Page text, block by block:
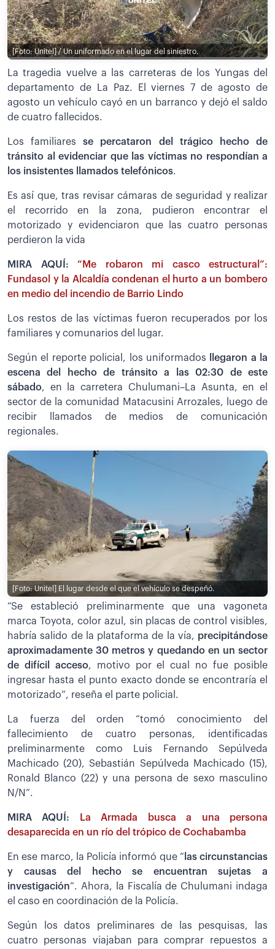
[Foto: Unitel] / Un uniformado en el lugar del siniestro.
La tragedia vuelve a las carreteras de los Yungas del
departamento de La Paz. El viernes 7 de agosto de
agosto un vehículo cayó en un barranco y dejó el saldo
de cuatro fallecidos.
Los familiaresse percataron del trágico hecho de
tránsito al evidenciar que las víctimas no respondían a
los insistentes llamados telefónicos.
Es así que, tras revisar cámaras de seguridad y realizar
el recorrido en la zona, pudieron encontrar el
motorizado y evidenciaron que las cuatro personas
perdieron la vida
MIRA AQUÍ: “Me robaron mi casco estructural”:
Fundasol y la Alcaldía condenan el hurto a un bombero
en medio del incendio de Barrio Lindo
Los restos de las víctimas fueron recuperados por los
familiares y comunarios del lugar.
Según el reporte policial, los uniformados
llegaron a la
escena del hecho de tránsito a las 02:30 de este
sábado, en la carretera Chulumani–La Asunta, en el
sector de la comunidad Matacusini Arrozales, luego de
recibir llamados de medios de comunicación
regionales.
[Foto: Unitel] El lugar desde el que el vehículo se despeñó.
“Se estableció preliminarmente que una vagoneta
marca Toyota, color azul, sin placas de control visibles,
habría salido de la plataforma de la vía, precipitándose
aproximadamente 30 metros y quedando en un sector
de difícil acceso, motivo por el cual no fue posible
ingresar hasta el punto exacto donde se encontraría el
motorizado”, reseña el parte policial.
La fuerza del orden “tomó conocimiento del
fallecimiento de cuatro personas, identificadas
preliminarmente como Luis Fernando Sepúlveda
Machicado (20), Sebastián Sepúlveda Machicado (15),
Ronald Blanco (22) y una persona de sexo masculino
N/N”.
MIRA AQUÍ:
La Armada busca a una persona
desaparecida en un río del trópico de Cochabamba
En ese marco, la Policía informó que “ las circunstancias
y causas del hecho se encuentran sujetas a
investigación”. Ahora, la Fiscalía de Chulumani indaga
el caso en coordinación de la Policía.
Según los datos preliminares de las pesquisas, las
cuatro personas viajaban para comprar repuestos a